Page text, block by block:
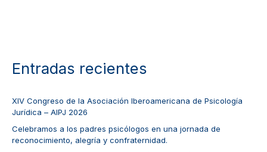
Entradas recientes
XIV Congreso de la Asociación Iberoamericana de Psicología
Jurídica – AIPJ 2026
Celebramos a los padres psicólogos en una jornada de
reconocimiento, alegría y confraternidad.